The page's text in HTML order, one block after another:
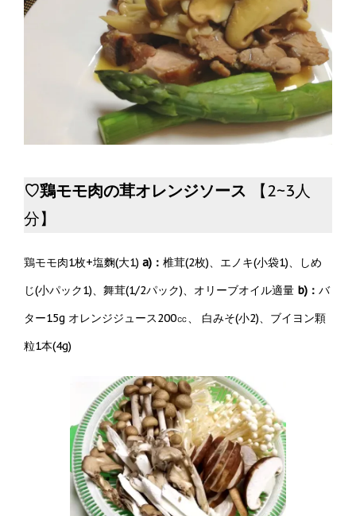
♡鶏モモ肉の茸オレンジソース 【2~3人
分】
鶏モモ肉1枚+塩麴(大1) a)： 椎茸(2枚)、エノキ(小袋1)、しめ
じ(小パック1)、舞茸(1/2パック)、オリーブオイル適量 b)： バ
ター15g オレンジジュース200㏄、 白みそ(小2)、ブイヨン顆
粒1本(4g)